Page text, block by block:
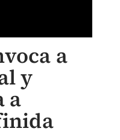
a
y
a